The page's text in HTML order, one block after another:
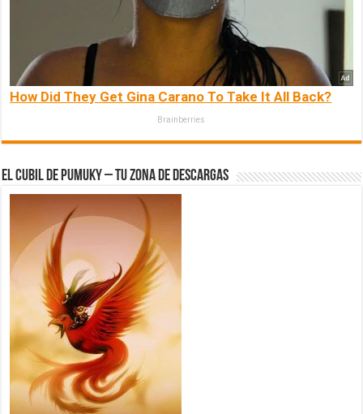
How Did They Get Gina Carano To Take It All Back?
Brainberries
El Cubil de Pumuky – Tu zona de Descargas